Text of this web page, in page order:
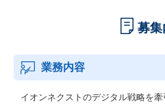
募集
業務内容
イオンネクストのデジタル戦略を